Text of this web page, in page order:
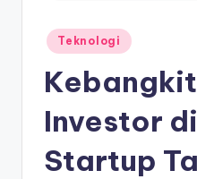
Posted
in
Teknologi
Investor
Startup